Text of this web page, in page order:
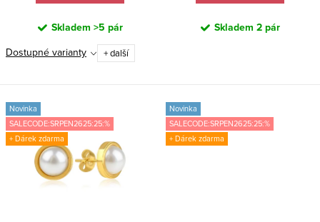
Skladem >5 pár
Dostupné varianty + další
Skladem 2 pár
Novinka
SALECODE:SRPEN2625:25:%
+ Dárek zdarma
Novinka
SALECODE:SRPEN2625:25:%
+ Dárek zdarma